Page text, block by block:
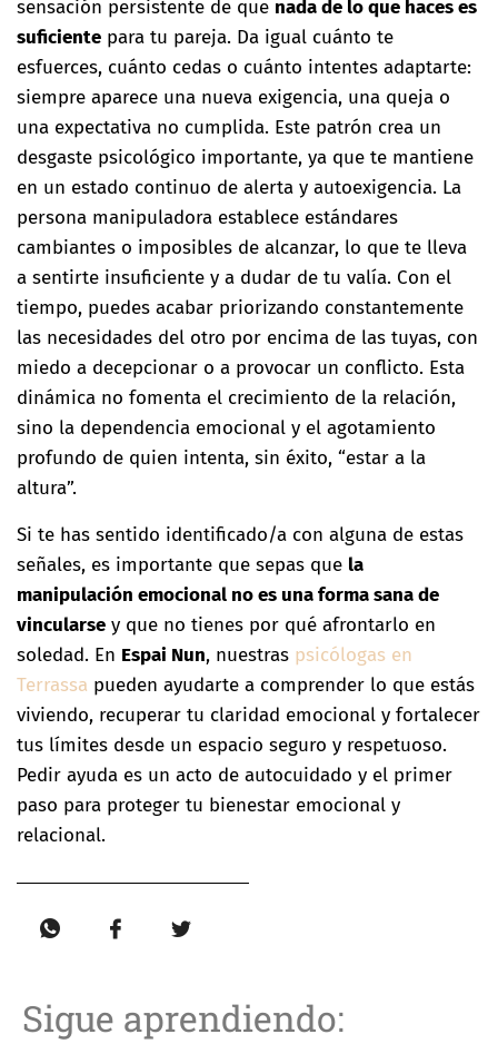
sensación persistente de que nada de lo que haces es
suficiente para tu pareja. Da igual cuánto te
esfuerces, cuánto cedas o cuánto intentes adaptarte:
siempre aparece una nueva exigencia, una queja o
una expectativa no cumplida. Este patrón crea un
desgaste psicológico importante, ya que te mantiene
en un estado continuo de alerta y autoexigencia. La
persona manipuladora establece estándares
cambiantes o imposibles de alcanzar, lo que te lleva
a sentirte insuficiente y a dudar de tu valía. Con el
tiempo, puedes acabar priorizando constantemente
las necesidades del otro por encima de las tuyas, con
miedo a decepcionar o a provocar un conflicto. Esta
dinámica no fomenta el crecimiento de la relación,
sino la dependencia emocional y el agotamiento
profundo de quien intenta, sin éxito, “estar a la
altura”.
Si te has sentido identificado/a con alguna de estas
señales, es importante que sepas que la
manipulación emocional no es una forma sana de
vincularse y que no tienes por qué afrontarlo en
soledad. En Espai Nun, nuestras psicólogas en
Terrassa pueden ayudarte a comprender lo que estás
viviendo, recuperar tu claridad emocional y fortalecer
tus límites desde un espacio seguro y respetuoso.
Pedir ayuda es un acto de autocuidado y el primer
paso para proteger tu bienestar emocional y
relacional.
Sigue aprendiendo: